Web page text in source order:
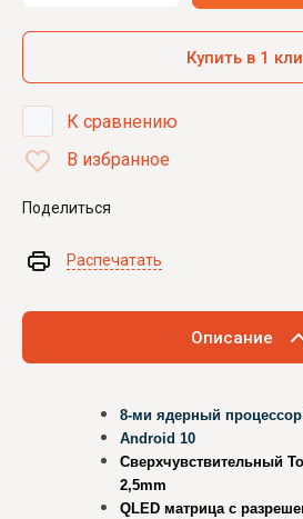
Купить в 1
К сравнению
В избранное
Поделиться
Распечатать
Описание
8-ми ядерный
Android 10
Сверхчувствительный
2,5mm
QLED матрица с